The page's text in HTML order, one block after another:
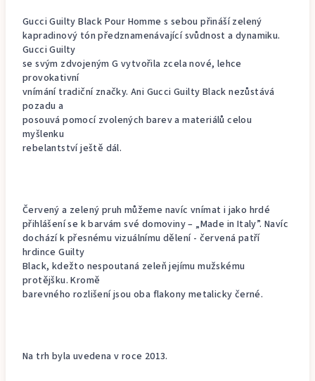
Gucci Guilty Black Pour Homme s sebou přináší zelený
kapradinový tón předznamenávající svůdnost a dynamiku.
Gucci Guilty
se svým zdvojeným G vytvořila zcela nové, lehce
provokativní
vnímání tradiční značky. Ani Gucci Guilty Black nezůstává
pozadu a
posouvá pomocí zvolených barev a materiálů celou
myšlenku
rebelantství ještě dál.
Červený a zelený pruh můžeme navíc vnímat i jako hrdé
přihlášení se k barvám své domoviny – „Made in Italy”. Navíc
dochází k přesnému vizuálnímu dělení - červená patří
hrdince Guilty
Black, kdežto nespoutaná zeleň jejímu mužskému
protějšku. Kromě
barevného rozlišení jsou oba flakony metalicky černé.
Na trh byla uvedena v roce 2013.